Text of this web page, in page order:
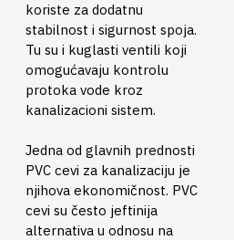
koriste za dodatnu
stabilnost i sigurnost spoja.
Tu su i kuglasti ventili koji
omogućavaju kontrolu
protoka vode kroz
kanalizacioni sistem.
Jedna od glavnih prednosti
PVC cevi za kanalizaciju je
njihova ekonomičnost. PVC
cevi su često jeftinija
alternativa u odnosu na